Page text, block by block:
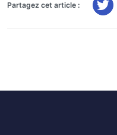
Partagez cet article :